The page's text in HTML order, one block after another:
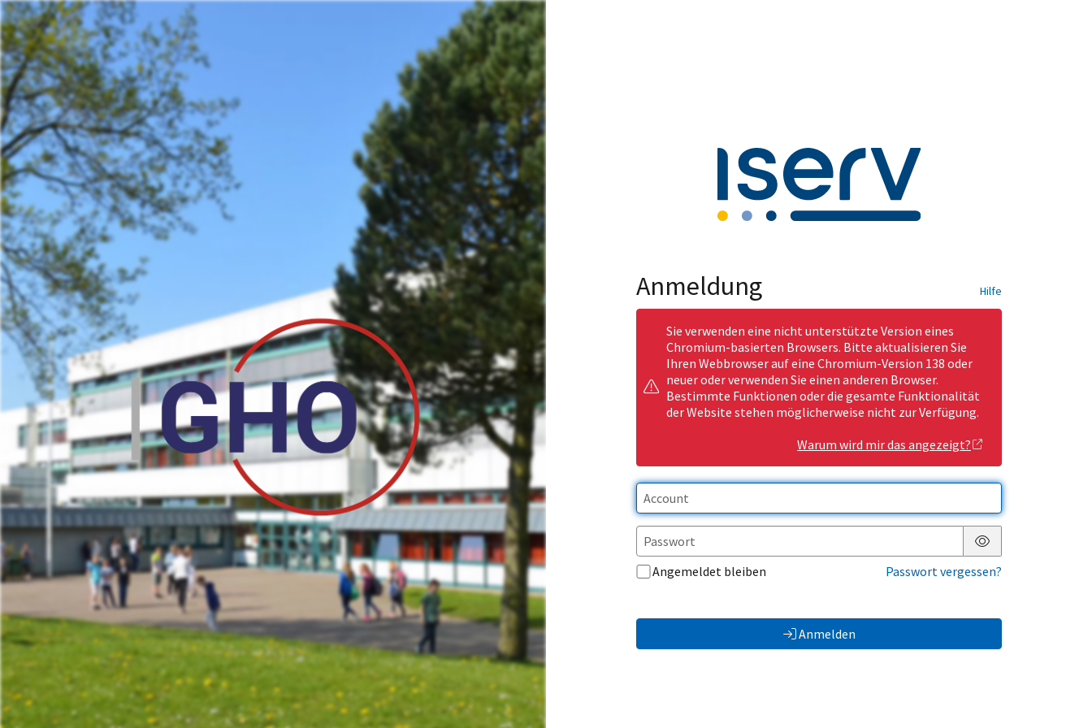
Anmeldung Hilfe
Sie verwenden eine nicht unterstützte Version eines
Chromium-basierten Browsers. Bitte aktualisieren Sie
Ihren Webbrowser auf eine Chromium-Version 138 oder
neuer oder verwenden Sie einen anderen Browser.
Bestimmte Funktionen oder die gesamte Funktionalität
der Website stehen möglicherweise nicht zur Verfügung.
Warum wird mir das angezeigt?
Passwort anzeigen
Angemeldet bleiben
Passwort vergessen?
Anmelden